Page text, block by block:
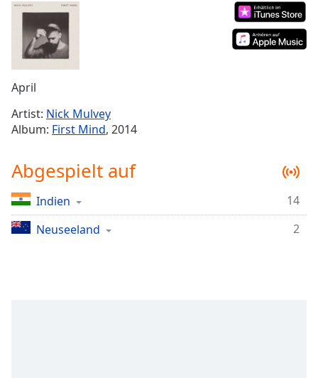
Mute
Current
Time0:00
Duration-:-
Loaded
Stream
TypeLIVE
live,
currently
behind
liveLIVE
Remaining
Time
April
Artist: Nick Mulvey
Album: First Mind, 2014
Abgespielt auf
Indien
14
Neuseeland
2